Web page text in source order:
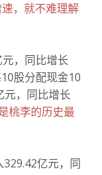
，就不难理解
，同比增长
股分配现金10
元，同比增长
桃李的历史最
亿元，同